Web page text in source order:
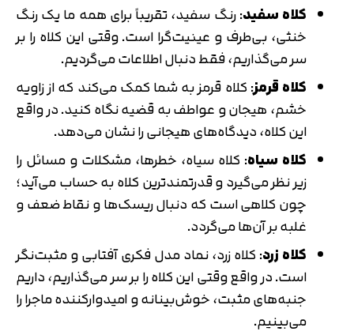
کلاه سفید: رنگ سفید، تقریباً برای همه ما یک رنگ
خنثی، بی‌طرف و عینیت‌گرا است. وقتی این کلاه را بر
سر می‌گذاریم، فقط دنبال اطلاعات می‌گردیم.
کلاه قرمز: کلاه قرمز به شما کمک می‌کند که از زاویه
خشم، هیجان و عواطف به قضیه نگاه کنید. در واقع
این کلاه، دیدگاه‌های هیجانی را نشان می‌دهد.
کلاه سیاه: کلاه سیاه، خطرها، مشکلات و مسائل را
زیر نظر می‌گیرد و قدرتمندترین کلاه به حساب می‌آید؛
چون کلاهی است که دنبال ریسک‌ها و نقاط ضعف و
غلبه بر آن‌ها می‌گردد.
کلاه زرد: کلاه زرد، نماد مدل فکری آفتابی و مثبت‌نگر
است. در واقع وقتی این کلاه را بر سر می‌گذاریم، داریم
جنبه‌های مثبت، خوش‌بینانه و امیدوارکننده ماجرا را
می‌بینیم.